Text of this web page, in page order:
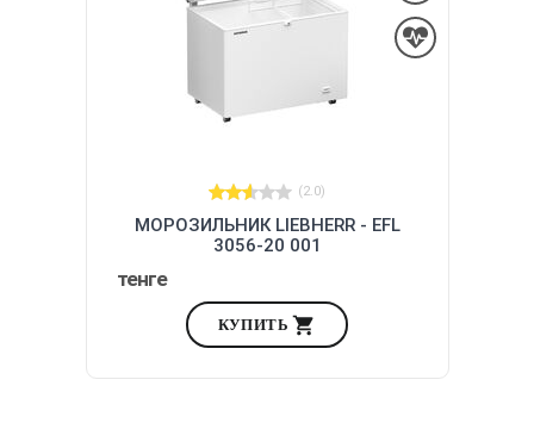
(2.0)
МОРОЗИЛЬНИК LIEBHERR - EFL
3056-20 001
тенге
КУПИТЬ